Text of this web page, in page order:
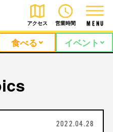
アクセス 営業時間 M E N U
食べる イベント
2022.04.28